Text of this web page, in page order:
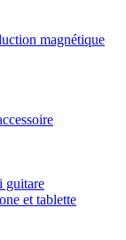
magnétique
guitare
et tablette